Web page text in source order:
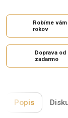
Robíme
rokov
Doprava od
zadarmo
Popis